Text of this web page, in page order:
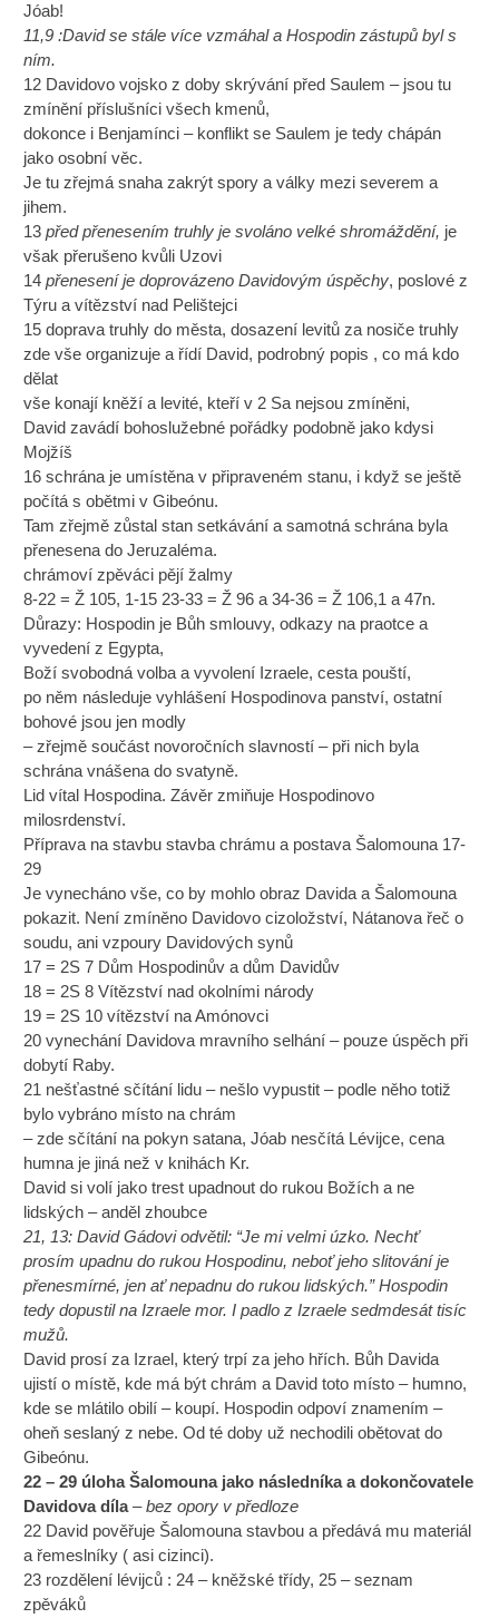
Jóab!
11,9 :David se stále více vzmáhal a Hospodin zástupů byl s
ním.
12 Davidovo vojsko z doby skrývání před Saulem – jsou tu
zmínění příslušníci všech kmenů,
dokonce i Benjamínci – konflikt se Saulem je tedy chápán
jako osobní věc.
Je tu zřejmá snaha zakrýt spory a války mezi severem a
jihem.
13před přenesením truhly je svoláno velké shromáždění, je
však přerušeno kvůli Uzovi
14přenesení je doprovázeno Davidovým úspěchy, poslové z
Týru a vítězství nad Pelištejci
15 doprava truhly do města, dosazení levitů za nosiče truhly
zde vše organizuje a řídí David, podrobný popis , co má kdo
dělat
vše konají kněží a levité, kteří v 2 Sa nejsou zmíněni,
David zavádí bohoslužebné pořádky podobně jako kdysi
Mojžíš
16 schrána je umístěna v připraveném stanu, i když se ještě
počítá s obětmi v Gibeónu.
Tam zřejmě zůstal stan setkávání a samotná schrána byla
přenesena do Jeruzaléma.
chrámoví zpěváci pějí žalmy
8-22 = Ž 105, 1-15 23-33 = Ž 96 a 34-36 = Ž 106,1 a 47n.
Důrazy: Hospodin je Bůh smlouvy, odkazy na praotce a
vyvedení z Egypta,
Boží svobodná volba a vyvolení Izraele, cesta pouští,
po něm následuje vyhlášení Hospodinova panství, ostatní
bohové jsou jen modly
– zřejmě součást novoročních slavností – při nich byla
schrána vnášena do svatyně.
Lid vítal Hospodina. Závěr zmiňuje Hospodinovo
milosrdenství.
Příprava na stavbu stavba chrámu a postava Šalomouna 17-
29
Je vynecháno vše, co by mohlo obraz Davida a Šalomouna
pokazit. Není zmíněno Davidovo cizoložství, Nátanova řeč o
soudu, ani vzpoury Davidových synů
17 = 2S 7 Dům Hospodinův a dům Davidův
18 = 2S 8 Vítězství nad okolními národy
19 = 2S 10 vítězství na Amónovci
20 vynechání Davidova mravního selhání – pouze úspěch při
dobytí Raby.
21 nešťastné sčítání lidu – nešlo vypustit – podle něho totiž
bylo vybráno místo na chrám
– zde sčítání na pokyn satana, Jóab nesčítá Lévijce, cena
humna je jiná než v knihách Kr.
David si volí jako trest upadnout do rukou Božích a ne
lidských – anděl zhoubce
21, 13: David Gádovi odvětil: “Je mi velmi úzko. Nechť
prosím upadnu do rukou Hospodinu, neboť jeho slitování je
přenesmírné, jen ať nepadnu do rukou lidských.” Hospodin
tedy dopustil na Izraele mor. I padlo z Izraele sedmdesát tisíc
mužů.
David prosí za Izrael, který trpí za jeho hřích. Bůh Davida
ujistí o místě, kde má být chrám a David toto místo – humno,
kde se mlátilo obilí – koupí. Hospodin odpoví znamením –
oheň seslaný z nebe. Od té doby už nechodili obětovat do
Gibeónu.
22 – 29 úloha Šalomouna jako následníka a dokončovatele
Davidova díla – bez opory v předloze
22 David pověřuje Šalomouna stavbou a předává mu materiál
a řemeslníky ( asi cizinci).
23 rozdělení lévijců : 24 – kněžské třídy, 25 – seznam
zpěváků